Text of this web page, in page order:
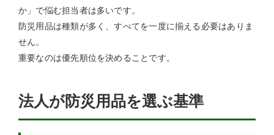
か」で悩む担当者は多いです。
防災用品は種類が多く、すべてを一度に揃える必要はありま
せん。
重要なのは優先順位を決めることです。
法人が防災用品を選ぶ基準